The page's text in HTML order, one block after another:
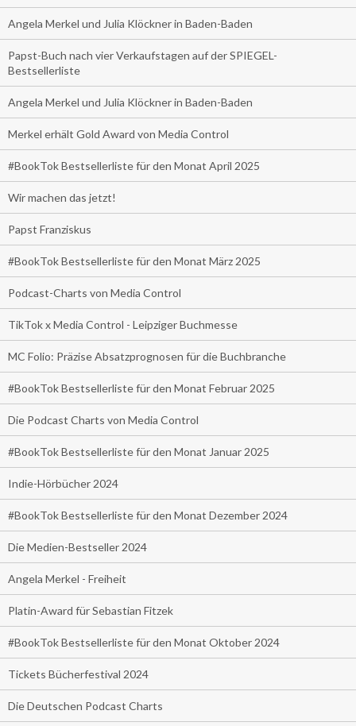
Angela Merkel und Julia Klöckner in Baden-Baden
Papst-Buch nach vier Verkaufstagen auf der SPIEGEL-
Bestsellerliste
Angela Merkel und Julia Klöckner in Baden-Baden
Merkel erhält Gold Award von Media Control
#BookTok Bestsellerliste für den Monat April 2025
Wir machen das jetzt!
Papst Franziskus
#BookTok Bestsellerliste für den Monat März 2025
Podcast-Charts von Media Control
TikTok x Media Control - Leipziger Buchmesse
MC Folio: Präzise Absatzprognosen für die Buchbranche
#BookTok Bestsellerliste für den Monat Februar 2025
Die Podcast Charts von Media Control
#BookTok Bestsellerliste für den Monat Januar 2025
Indie-Hörbücher 2024
#BookTok Bestsellerliste für den Monat Dezember 2024
Die Medien-Bestseller 2024
Angela Merkel - Freiheit
Platin-Award für Sebastian Fitzek
#BookTok Bestsellerliste für den Monat Oktober 2024
Tickets Bücherfestival 2024
Die Deutschen Podcast Charts